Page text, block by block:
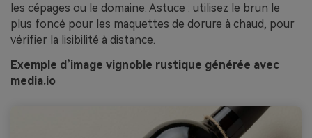
les cépages ou le domaine. Astuce : utilisez le brun le
plus foncé pour les maquettes de dorure à chaud, pour
vérifier la lisibilité à distance.
Exemple d’image vignoble rustique générée avec
media.io